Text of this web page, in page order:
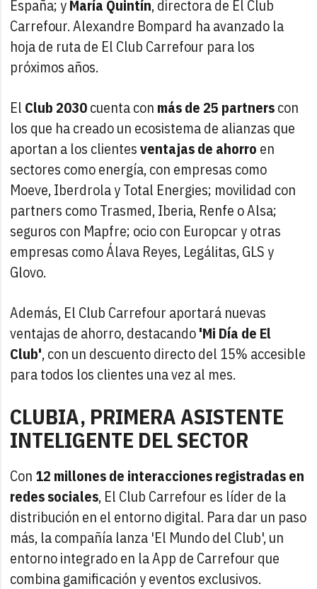
España; yMaría Quintín, directora de El Club
Carrefour. Alexandre Bompard ha avanzado la
hoja de ruta de El Club Carrefour para los
próximos años.
El Club 2030cuenta con más de 25 partnerscon
los que ha creado un ecosistema de alianzas que
aportan a los clientesventajas de ahorro en
sectores como energía, con empresas como
Moeve, Iberdrola y Total Energies; movilidad con
partners como Trasmed, Iberia, Renfe o Alsa;
seguros con Mapfre; ocio con Europcar y otras
empresas como Álava Reyes, Legálitas, GLS y
Glovo.
Además, El Club Carrefour aportará nuevas
ventajas de ahorro, destacando'Mi Día de El
Club', con un descuento directo del 15% accesible
para todos los clientes una vez al mes.
CLUBIA, PRIMERA ASISTENTE
INTELIGENTE DEL SECTOR
Con 12 millones de interacciones registradas en
redes sociales, El Club Carrefour es líder de la
distribución en el entorno digital. Para dar un paso
más, la compañía lanza 'El Mundo del Club', un
entorno integrado en la App de Carrefour que
combina gamificación y eventos exclusivos.